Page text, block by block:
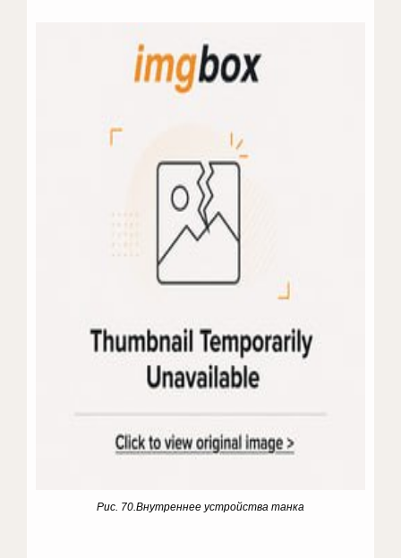
Рис. 70.Внутреннее устройства танка